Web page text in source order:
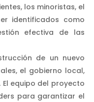
los minoristas, el
identificados como
efectiva de las
de un nuevo
el gobierno local,
equipo del proyecto
para garantizar el